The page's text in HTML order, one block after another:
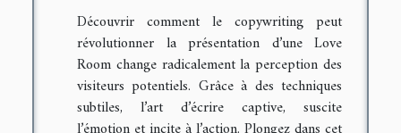
Découvrir comment le copywriting peut
révolutionner la présentation d’une Love
Room change radicalement la perception des
visiteurs potentiels. Grâce à des techniques
subtiles, l’art d’écrire captive, suscite